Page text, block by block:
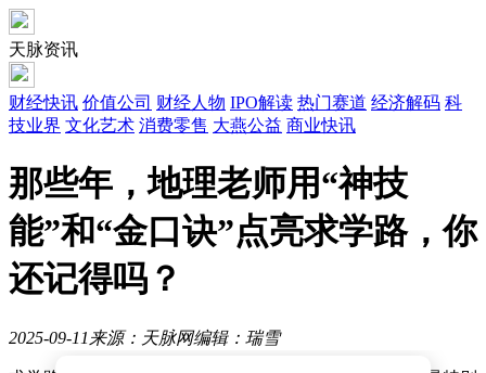
天脉资讯
财经快讯 价值公司 财经人物 IPO解读 热门赛道 经济解码 科
技业界 文化艺术 消费零售 大燕公益 商业快讯
那些年，地理老师用“神技
能”和“金口诀”点亮求学路，你
还记得吗？
2025-09-11 来源：天脉网编辑：瑞雪